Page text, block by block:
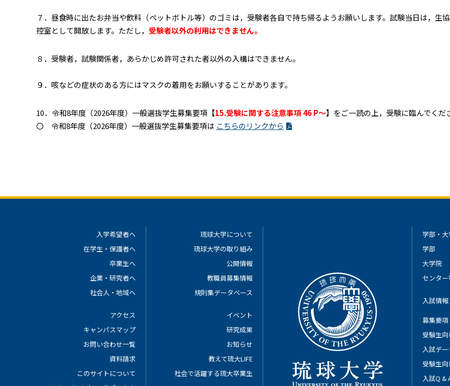
７．昼食時に出たお弁当や飲料（ペットボトル等）のゴミは，受験者各自で持ち帰るようお願いします。試験当日は，生
控室として開放します。ただし， 受験者以外の利用はできません。
８．受験者，試験関係者，あらかじめ許可された者以外の入構はできません。
９．咳などの症状のある方にはマスクの着用をお願いすることがあります。
10．令和8年度（2026年度）一般選抜学生募集要項【15.受験に関する注意事項 46 P～】をご一読の上，受験に臨んでくだ
〇 令和8年度（2026年度）一般選抜学生募集要項は こちらのリンクから
入学希望者へ
在学生・保護者へ
卒業生へ
企業・研究者へ
社会人・地域へ
アクセス
キャンパスマップ
お問い合わせ一覧
資料請求
このサイトについて
琉球大学について
琉球大学の取り組み
公開情報
教職員募集情報
規則集データベース
イベント
研究成果
お知らせ
教えて琉大LIFE
社会で活躍する琉大卒業生
学部・
学部
大学院
センター
入試情報
募集要
受験生
入試デ
受験生
入試Q &